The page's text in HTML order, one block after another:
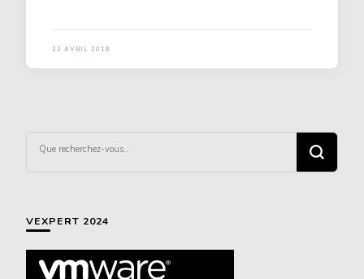
22 AVRIL 2018
recherchiez
quelque
VEXPERT 2024